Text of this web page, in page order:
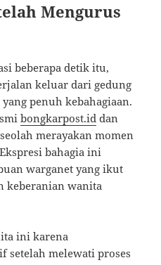
Mengurus
beberapa detik itu,
keluar dari gedung
penuh kebahagiaan.
bongkarpost.id dan
merayakan momen
bahagia ini
warganet yang ikut
keberanian wanita
ini karena
setelah melewati proses